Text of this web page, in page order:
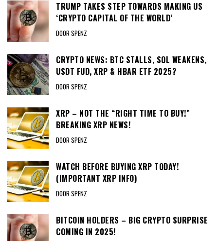
TRUMP TAKES STEP TOWARDS MAKING US
‘CRYPTO CAPITAL OF THE WORLD’
DOOR SPENZ
CRYPTO NEWS: BTC STALLS, SOL WEAKENS,
USDT FUD, XRP & HBAR ETF 2025?
DOOR SPENZ
XRP – NOT THE “RIGHT TIME TO BUY!”
BREAKING XRP NEWS!
DOOR SPENZ
WATCH BEFORE BUYING XRP TODAY!
(IMPORTANT XRP INFO)
DOOR SPENZ
BITCOIN HOLDERS – BIG CRYPTO SURPRISE
COMING IN 2025!